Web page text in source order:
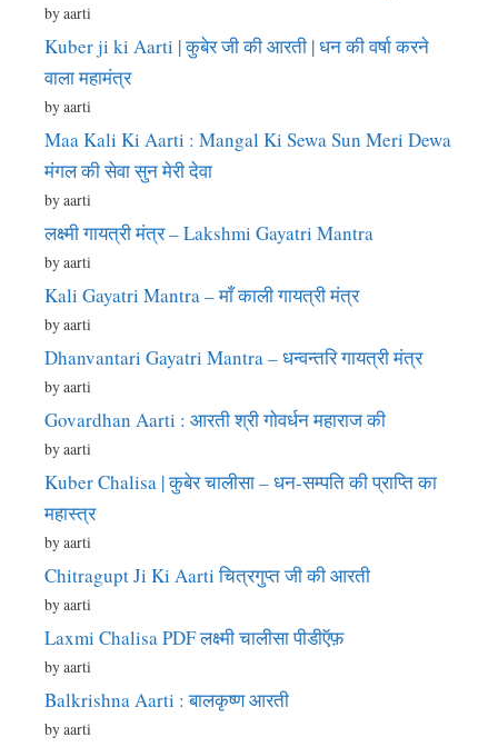
by aarti
Kuber ji ki Aarti | कुबेर जी की आरती | धन की वर्षा करने
वाला महामंत्र
by aarti
Maa Kali Ki Aarti : Mangal Ki Sewa Sun Meri Dewa
मंगल की सेवा सुन मेरी देवा
by aarti
लक्ष्मी गायत्री मंत्र – Lakshmi Gayatri Mantra
by aarti
Kali Gayatri Mantra – माँ काली गायत्री मंत्र
by aarti
Dhanvantari Gayatri Mantra – धन्वन्तरि गायत्री मंत्र
by aarti
Govardhan Aarti : आरती श्री गोवर्धन महाराज की
by aarti
Kuber Chalisa | कुबेर चालीसा – धन-सम्पति की प्राप्ति का
महास्त्र
by aarti
Chitragupt Ji Ki Aarti चित्रगुप्त जी की आरती
by aarti
Laxmi Chalisa PDF लक्ष्मी चालीसा पीडीऍफ़
by aarti
Balkrishna Aarti : बालकृष्ण आरती
by aarti